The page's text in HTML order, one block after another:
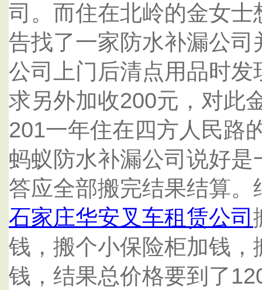
司。而住在北岭的金女
告找了一家防水补漏公
公司上门后清点用品时
求另外加收200元，对此
201一年住在四方人民路
蚂蚁防水补漏公司说好
答应全部搬完结果结算
石家庄华安叉车租赁公司
钱，搬个小保险柜加钱
钱，结果总价格要到了